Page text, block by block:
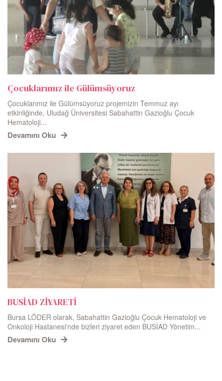
Çocuklarımız ile Gülümsüyoruz
Çocuklarımız ile Gülümsüyoruz projemizin Temmuz ayı
etkinliğinde, Uludağ Üniversitesi Sabahattin Gazioğlu Çocuk
Hematoloji...
Devamını Oku
BUSİAD ZİYARETİ
Bursa LÖDER olarak, Sabahattin Gazioğlu Çocuk Hematoloji ve
Onkoloji Hastanesi'nde bizleri ziyaret eden BUSİAD Yönetim...
Devamını Oku